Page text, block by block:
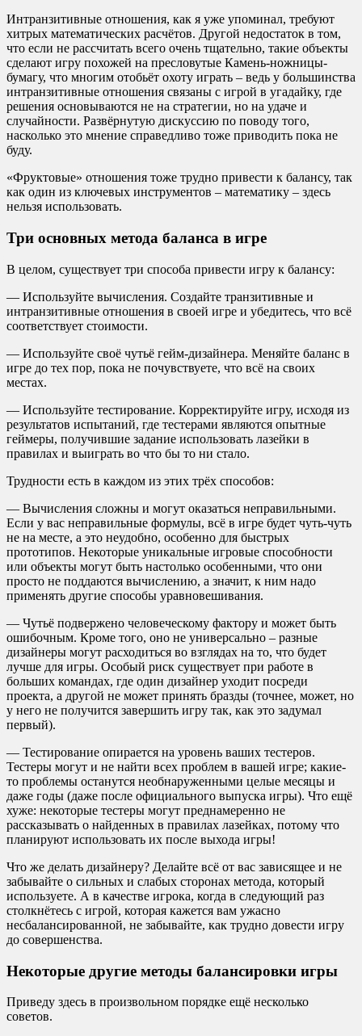
Интранзитивные отношения, как я уже упоминал, требуют
хитрых математических расчётов. Другой недостаток в том,
что если не рассчитать всего очень тщательно, такие объекты
сделают игру похожей на пресловутые Камень-ножницы-
бумагу, что многим отобьёт охоту играть – ведь у большинства
интранзитивные отношения связаны с игрой в угадайку, где
решения основываются не на стратегии, но на удаче и
случайности. Развёрнутую дискуссию по поводу того,
насколько это мнение справедливо тоже приводить пока не
буду.
«Фруктовые» отношения тоже трудно привести к балансу, так
как один из ключевых инструментов – математику – здесь
нельзя использовать.
Три основных метода баланса в игре
В целом, существует три способа привести игру к балансу:
— Используйте вычисления. Создайте транзитивные и
интранзитивные отношения в своей игре и убедитесь, что всё
соответствует стоимости.
— Используйте своё чутьё гейм-дизайнера. Меняйте баланс в
игре до тех пор, пока не почувствуете, что всё на своих
местах.
— Используйте тестирование. Корректируйте игру, исходя из
результатов испытаний, где тестерами являются опытные
геймеры, получившие задание использовать лазейки в
правилах и выиграть во что бы то ни стало.
Трудности есть в каждом из этих трёх способов:
— Вычисления сложны и могут оказаться неправильными.
Если у вас неправильные формулы, всё в игре будет чуть-чуть
не на месте, а это неудобно, особенно для быстрых
прототипов. Некоторые уникальные игровые способности
или объекты могут быть настолько особенными, что они
просто не поддаются вычислению, а значит, к ним надо
применять другие способы уравновешивания.
— Чутьё подвержено человеческому фактору и может быть
ошибочным. Кроме того, оно не универсально – разные
дизайнеры могут расходиться во взглядах на то, что будет
лучше для игры. Особый риск существует при работе в
больших командах, где один дизайнер уходит посреди
проекта, а другой не может принять бразды (точнее, может, но
у него не получится завершить игру так, как это задумал
первый).
— Тестирование опирается на уровень ваших тестеров.
Тестеры могут и не найти всех проблем в вашей игре; какие-
то проблемы останутся необнаруженными целые месяцы и
даже годы (даже после официального выпуска игры). Что ещё
хуже: некоторые тестеры могут преднамеренно не
рассказывать о найденных в правилах лазейках, потому что
планируют использовать их после выхода игры!
Что же делать дизайнеру? Делайте всё от вас зависящее и не
забывайте о сильных и слабых сторонах метода, который
используете. А в качестве игрока, когда в следующий раз
столкнётесь с игрой, которая кажется вам ужасно
несбалансированной, не забывайте, как трудно довести игру
до совершенства.
Некоторые другие методы балансировки игры
Приведу здесь в произвольном порядке ещё несколько
советов.